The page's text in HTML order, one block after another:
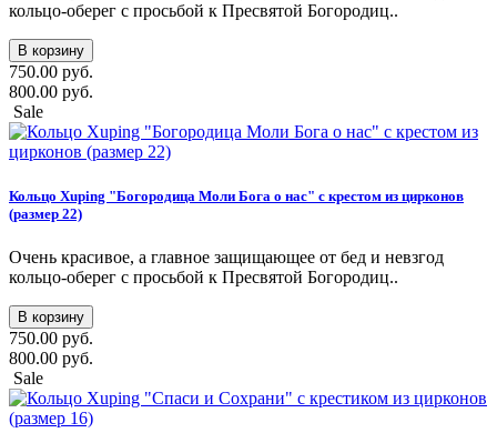
кольцо-оберег с просьбой к Пресвятой Богородиц..
В корзину
750.00 руб.
800.00 руб.
Sale
Кольцо Xuping "Богородица Моли Бога о нас" с крестом из цирконов
(размер 22)
Очень красивое, а главное защищающее от бед и невзгод
кольцо-оберег с просьбой к Пресвятой Богородиц..
В корзину
750.00 руб.
800.00 руб.
Sale